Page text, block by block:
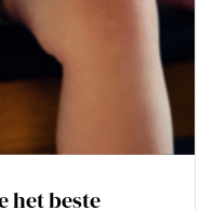
het beste